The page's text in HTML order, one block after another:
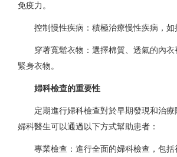
免疫力。
控制慢性疾病：積極治療慢性疾病，如
穿著寬鬆衣物：選擇棉質、透氣的內
緊身衣物。
婦科檢查的重要性
定期進行婦科檢查對於早期發現和治療
婦科醫生可以通過以下方式幫助患者：
專業檢查：進行全面的婦科檢查，包